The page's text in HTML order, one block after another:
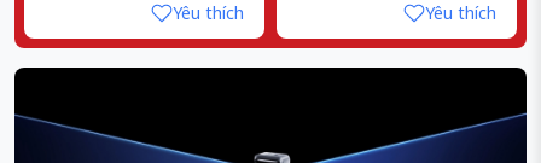
Yêu thích Yêu thích